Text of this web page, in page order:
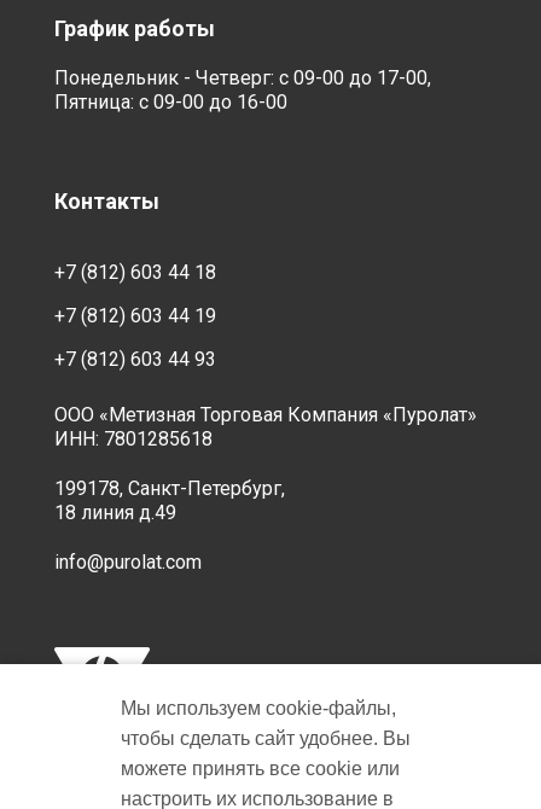
График работы
Понедельник - Четверг: с 09-00 до 17-00,
Пятница: с 09-00 до 16-00
Контакты
+7 (812) 603 44 18
+7 (812) 603 44 19
+7 (812) 603 44 93
ООО «Метизная Торговая Компания «Пуролат»
ИНН: 7801285618
199178, Санкт-Петербург,
18 линия д.49
info@purolat.com
Мы используем cookie‑файлы,
чтобы сделать сайт удобнее. Вы
можете принять все cookie или
настроить их использование в